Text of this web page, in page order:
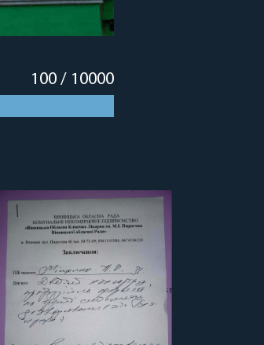
100 / 10000